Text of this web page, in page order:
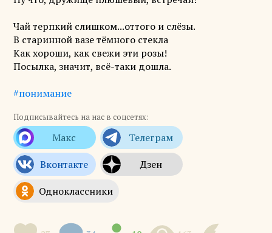
Чай терпкий слишком...оттого и слёзы.
В старинной вазе тёмного стекла
Как хороши, как свежи эти розы!
Посылка, значит, всё-таки дошла.
#понимание
Подписывайтесь на нас в соцсетях: